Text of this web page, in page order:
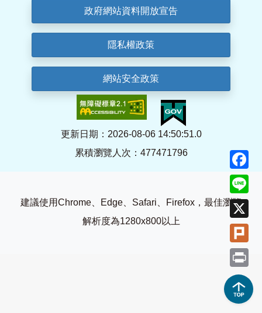
政府網站資料開放宣告
隱私權政策
網站安全政策
更新日期：2026-08-06 14:50:51.0
累積瀏覽人次：477471796
建議使用Chrome、Edge、Safari、Firefox，最佳瀏覽
解析度為1280x800以上